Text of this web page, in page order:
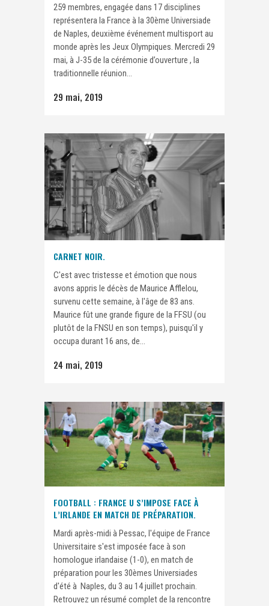
259 membres, engagée dans 17 disciplines
représentera la France à la 30ème Universiade
de Naples, deuxième événement multisport au
monde après les Jeux Olympiques. Mercredi 29
mai, à J-35 de la cérémonie d’ouverture , la
traditionnelle réunion...
29 mai, 2019
CARNET NOIR.
C'est avec tristesse et émotion que nous
avons appris le décès de Maurice Afflelou,
survenu cette semaine, à l'âge de 83 ans.
Maurice fût une grande figure de la FFSU (ou
plutôt de la FNSU en son temps), puisqu'il y
occupa durant 16 ans, de...
24 mai, 2019
FOOTBALL : FRANCE U S’IMPOSE FACE À
L’IRLANDE EN MATCH DE PRÉPARATION.
Mardi après-midi à Pessac, l'équipe de France
Universitaire s'est imposée face à son
homologue irlandaise (1-0), en match de
préparation pour les 30èmes Universiades
d'été à Naples, du 3 au 14 juillet prochain.
Retrouvez un résumé complet de la rencontre